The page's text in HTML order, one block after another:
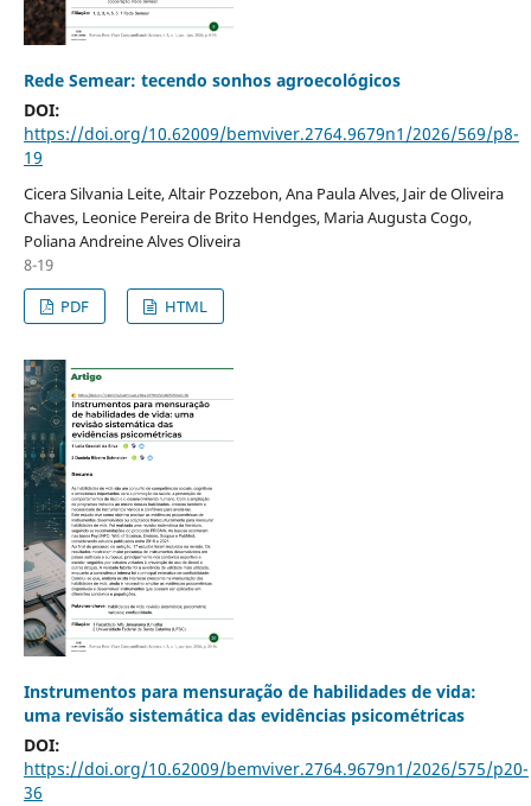
Rede Semear: tecendo sonhos agroecológicos
DOI:
https://doi.org/10.62009/bemviver.2764.9679n1/2026/569/p8-
19
Cicera Silvania Leite, Altair Pozzebon, Ana Paula Alves, Jair de Oliveira
Chaves, Leonice Pereira de Brito Hendges, Maria Augusta Cogo,
Poliana Andreine Alves Oliveira
8-19
PDF
HTML
Instrumentos para mensuração de habilidades de vida:
uma revisão sistemática das evidências psicométricas
DOI:
https://doi.org/10.62009/bemviver.2764.9679n1/2026/575/p20-
36